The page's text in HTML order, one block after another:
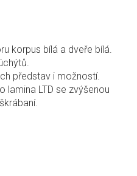
korpus bílá a dveře bílá.
představ i možností.
lamina LTD se zvýšenou